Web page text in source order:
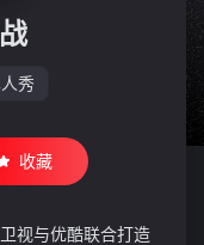
秀
收藏
视与优酷联合打造